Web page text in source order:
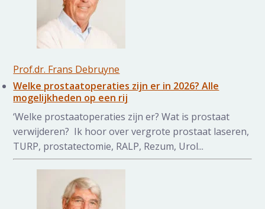
Prof.dr. Frans Debruyne
Welke prostaatoperaties zijn er in 2026? Alle
mogelijkheden op een rij
‘Welke prostaatoperaties zijn er? Wat is prostaat
verwijderen? Ik hoor over vergrote prostaat laseren,
TURP, prostatectomie, RALP, Rezum, Urol...